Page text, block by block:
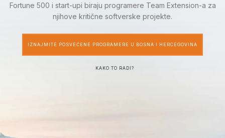
Fortune 500 i start-upi biraju programere Team Extension-a za
njihove kritične softverske projekte.
IZNAJMITE POSVEĆENE PROGRAMERE U BOSNA I HERCEGOVINA
KAKO TO RADI?